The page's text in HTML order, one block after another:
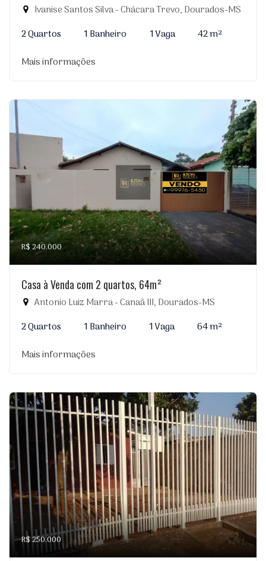
Ivanise Santos Silva - Chácara Trevo, Dourados-MS
2 Quartos
1 Banheiro 1 Vaga
42 m²
Mais informações
R$ 240.000
Casa à Venda com 2 quartos, 64m²
Antonio Luiz Marra - Canaã III, Dourados-MS
2 Quartos
1 Banheiro 1 Vaga
64 m²
Mais informações
R$ 250.000